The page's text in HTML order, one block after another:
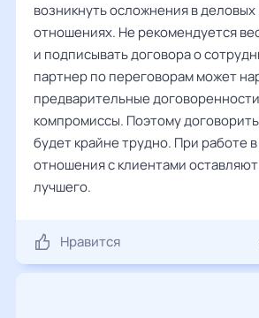
возникнуть осложнения в
отношениях. Не рекомендуется
и подписывать договора о
партнер по переговорам может
предварительные
компромиссы. Поэтому
будет крайне трудно. При работе
отношения с клиентами
лучшего.
Нравится